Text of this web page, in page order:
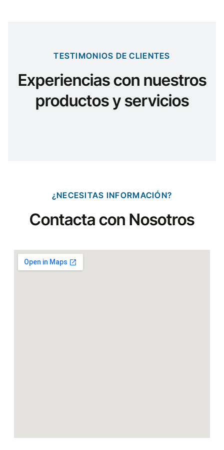
TESTIMONIOS DE CLIENTES
Experiencias con nuestros
productos y servicios
¿NECESITAS INFORMACIÓN?
Contacta con Nosotros